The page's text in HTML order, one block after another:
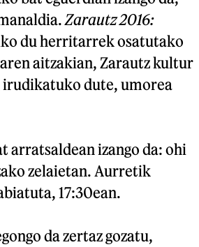
Zarautz 2016:
du herritarrek osatutako
aitzakian, Zarautz kultur
irudikatuko dute, umorea
arratsaldean izango da: ohi
zelaietan. Aurretik
17:30ean.
da zertaz gozatu,